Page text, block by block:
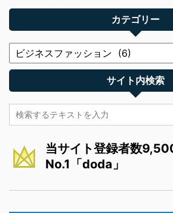
カテゴリー
サイト内検索
当サイト登録者数
No.1「doda」